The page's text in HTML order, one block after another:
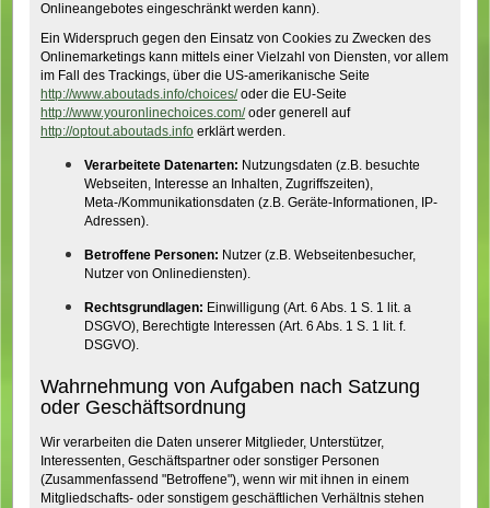
Onlineangebotes eingeschränkt werden kann).
Ein Widerspruch gegen den Einsatz von Cookies zu Zwecken des
Onlinemarketings kann mittels einer Vielzahl von Diensten, vor allem
im Fall des Trackings, über die US-amerikanische Seite
http://www.aboutads.info/choices/oder die EU-Seite
http://www.youronlinechoices.com/oder generell auf
http://optout.aboutads.info erklärt werden.
Verarbeitete Datenarten: Nutzungsdaten (z.B. besuchte
Webseiten, Interesse an Inhalten, Zugriffszeiten),
Meta-/Kommunikationsdaten (z.B. Geräte-Informationen, IP-
Adressen).
Betroffene Personen: Nutzer (z.B. Webseitenbesucher,
Nutzer von Onlinediensten).
Rechtsgrundlagen: Einwilligung (Art. 6 Abs. 1 S. 1 lit. a
DSGVO), Berechtigte Interessen (Art. 6 Abs. 1 S. 1 lit. f.
DSGVO).
Wahrnehmung von Aufgaben nach Satzung
oder Geschäftsordnung
Wir verarbeiten die Daten unserer Mitglieder, Unterstützer,
Interessenten, Geschäftspartner oder sonstiger Personen
(Zusammenfassend "Betroffene"), wenn wir mit ihnen in einem
Mitgliedschafts- oder sonstigem geschäftlichen Verhältnis stehen